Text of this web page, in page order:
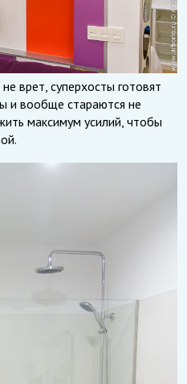
врет, суперхосты готовят
и вообще стараются не
максимум усилий, чтобы